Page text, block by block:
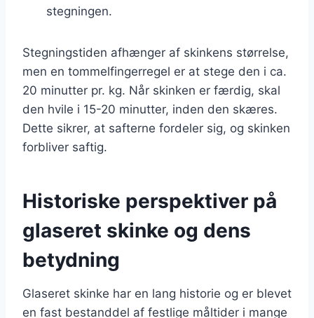
stegningen.
Stegningstiden afhænger af skinkens størrelse,
men en tommelfingerregel er at stege den i ca.
20 minutter pr. kg. Når skinken er færdig, skal
den hvile i 15-20 minutter, inden den skæres.
Dette sikrer, at safterne fordeler sig, og skinken
forbliver saftig.
Historiske perspektiver på
glaseret skinke og dens
betydning
Glaseret skinke har en lang historie og er blevet
en fast bestanddel af festlige måltider i mange